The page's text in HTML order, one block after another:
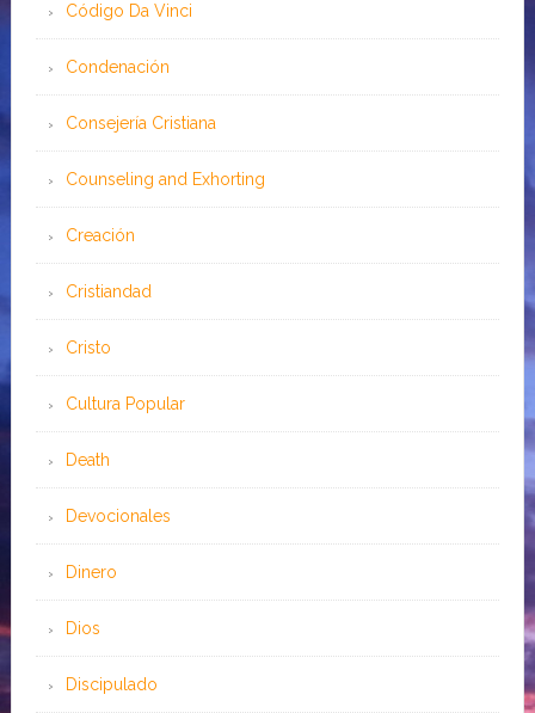
Código Da Vinci
Condenación
Consejería Cristiana
Counseling and Exhorting
Creación
Cristiandad
Cristo
Cultura Popular
Death
Devocionales
Dinero
Dios
Discipulado